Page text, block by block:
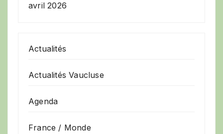
avril 2026
Actualités
Actualités Vaucluse
Agenda
France / Monde